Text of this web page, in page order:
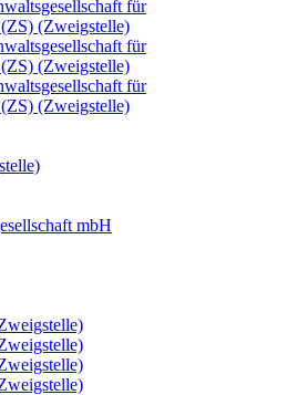
für
(Zweigstelle)
für
(Zweigstelle)
für
(Zweigstelle)
mbH